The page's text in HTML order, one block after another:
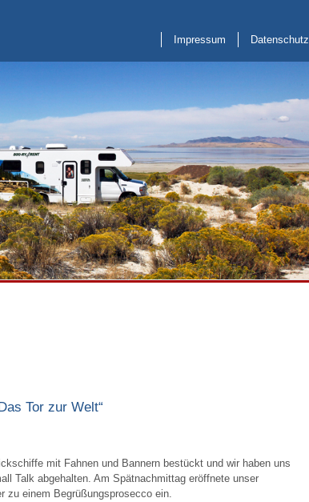
Impressum Datenschutz
Service Weblinks Kontakt
Tor zur Welt“
mit Fahnen und Bannern bestückt und wir haben uns
Talk abgehalten. Am Spätnachmittag eröffnete unser
zu einem Begrüßungsprosecco ein.